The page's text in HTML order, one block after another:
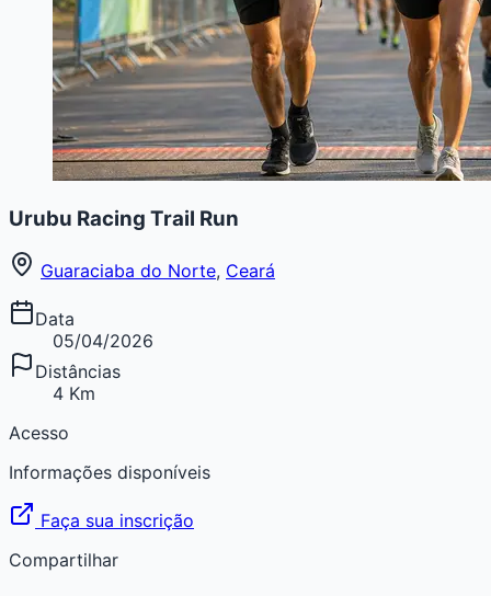
Urubu Racing Trail Run
Guaraciaba do Norte, Ceará
Data
05/04/2026
Distâncias
4 Km
Acesso
Informações disponíveis
Faça sua inscrição
Compartilhar